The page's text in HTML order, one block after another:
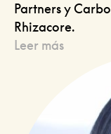
Partners y
Rhizacore.
Leer más